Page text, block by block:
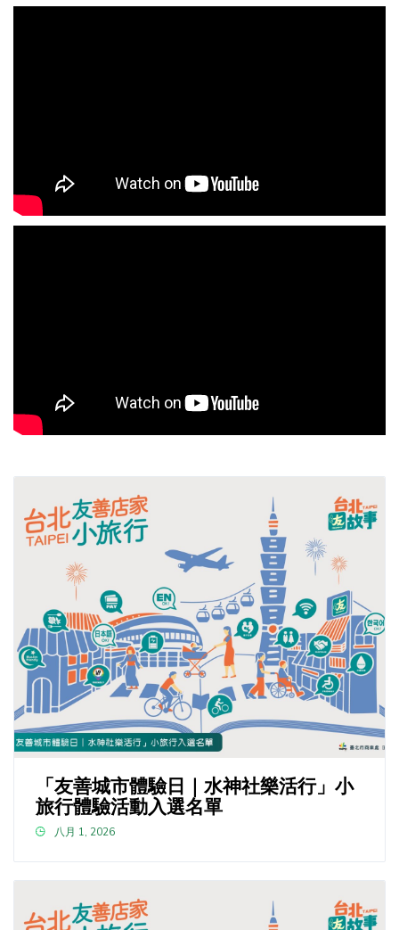
「友善城市體驗日｜水神社樂活行」小
旅行體驗活動入選名單
八月 1, 2026